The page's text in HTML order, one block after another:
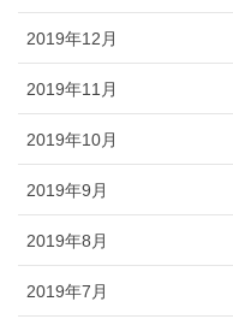
2019年12月
2019年11月
2019年10月
2019年9月
2019年8月
2019年7月